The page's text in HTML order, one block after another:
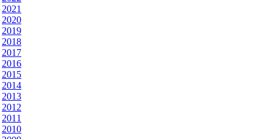
2021
2020
2019
2018
2017
2016
2015
2014
2013
2012
2011
2010